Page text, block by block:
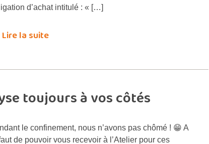
d’achat intitulé : « […]
Lire la suite
toujours à vos côtés
le confinement, nous n’avons pas chômé ! 😁 A
de pouvoir vous recevoir à l’Atelier pour ces